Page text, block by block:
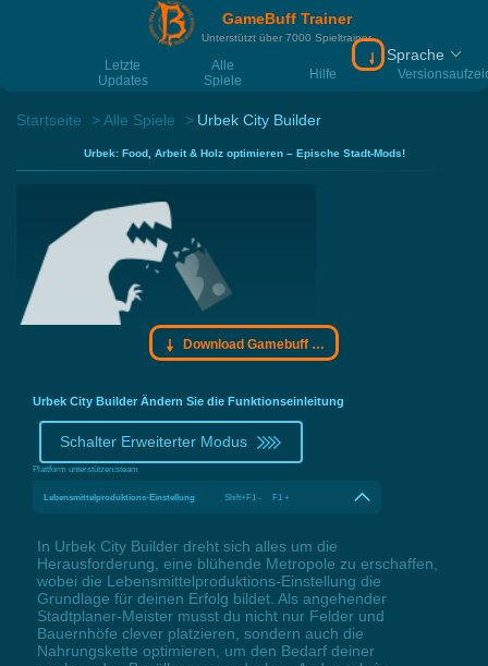
GameBuff Trainer
Unterstützt über 7000 Spieltrainer
Letzte
Updates
Alle
Spiele
Hilfe
Download
Sprache
Startseite Alle Spiele Urbek City Builder
Urbek: Food, Arbeit & Holz optimieren – Epische Stadt-Mods!
Download Gamebuff Trainer
Urbek City Builder Ändern Sie die Funktionseinleitung
Schalter Erweiterter Modus
Plattform unterstützen:steam
Lebensmittelproduktions-Einstellung Shift+F1 - F1 +
In Urbek City Builder dreht sich alles um die
Herausforderung, eine blühende Metropole zu erschaffen,
wobei die Lebensmittelproduktions-Einstellung die
Grundlage für deinen Erfolg bildet. Als angehender
Stadtplaner-Meister musst du nicht nur Felder und
Bauernhöfe clever platzieren, sondern auch die
Nahrungskette optimieren, um den Bedarf deiner